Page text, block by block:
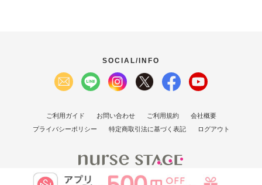
SOCIAL/INFO
ご利用ガイド お問い合わせ ご利用規約
会社概要
プライバシーポリシー
特定商取引法に基づく表記 ログアウト